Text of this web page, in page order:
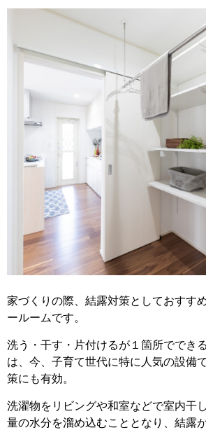
家づくりの際、結露対策としておすす
ールームです。
洗う・干す・片付けるが１箇所ででき
は、今、子育て世代に特に人気の設備
策にも有効。
洗濯物をリビングや和室などで室内干
量の水分を溜め込むこととなり、結露